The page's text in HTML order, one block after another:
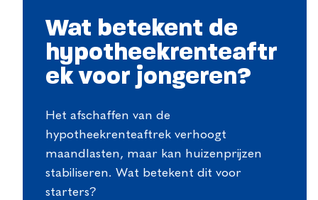
Wat betekent de
hypotheekrenteaftr
ek voor jongeren?
Het afschaffen van de
hypotheekrenteaftrek verhoogt
maandlasten, maar kan huizenprijzen
stabiliseren. Wat betekent dit voor
starters?